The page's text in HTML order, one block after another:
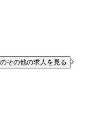
その他の求人を見る